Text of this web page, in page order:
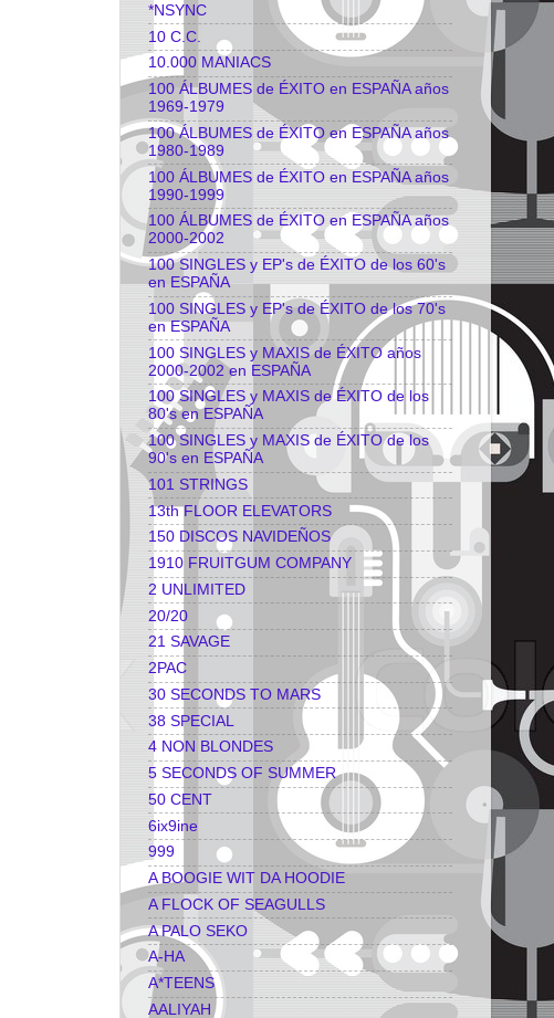
*NSYNC
10 C.C.
10.000 MANIACS
100 ÁLBUMES de ÉXITO en ESPAÑA años
1969-1979
100 ÁLBUMES de ÉXITO en ESPAÑA años
1980-1989
100 ÁLBUMES de ÉXITO en ESPAÑA años
1990-1999
100 ÁLBUMES de ÉXITO en ESPAÑA años
2000-2002
100 SINGLES y EP's de ÉXITO de los 60's
en ESPAÑA
100 SINGLES y EP's de ÉXITO de los 70's
en ESPAÑA
100 SINGLES y MAXIS de ÉXITO años
2000-2002 en ESPAÑA
100 SINGLES y MAXIS de ÉXITO de los
80's en ESPAÑA
100 SINGLES y MAXIS de ÉXITO de los
90's en ESPAÑA
101 STRINGS
13th FLOOR ELEVATORS
150 DISCOS NAVIDEÑOS
1910 FRUITGUM COMPANY
2 UNLIMITED
20/20
21 SAVAGE
2PAC
30 SECONDS TO MARS
38 SPECIAL
4 NON BLONDES
5 SECONDS OF SUMMER
50 CENT
6ix9ine
999
A BOOGIE WIT DA HOODIE
A FLOCK OF SEAGULLS
A PALO SEKO
A-HA
A*TEENS
AALIYAH